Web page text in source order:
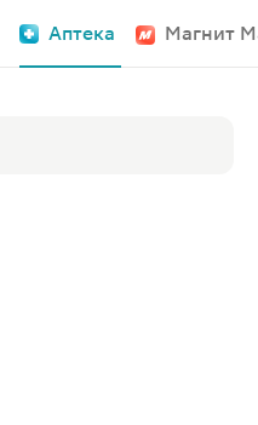
Аптека Магнит